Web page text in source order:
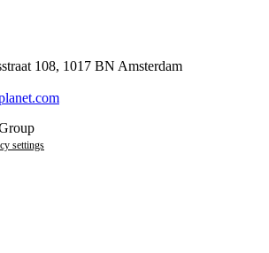
108, 1017 BN Amsterdam
settings